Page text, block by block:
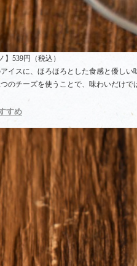
539円（税込）
イスに、ほろほろとした食感と優し
のチーズを使うことで、味わいだけ
すめ